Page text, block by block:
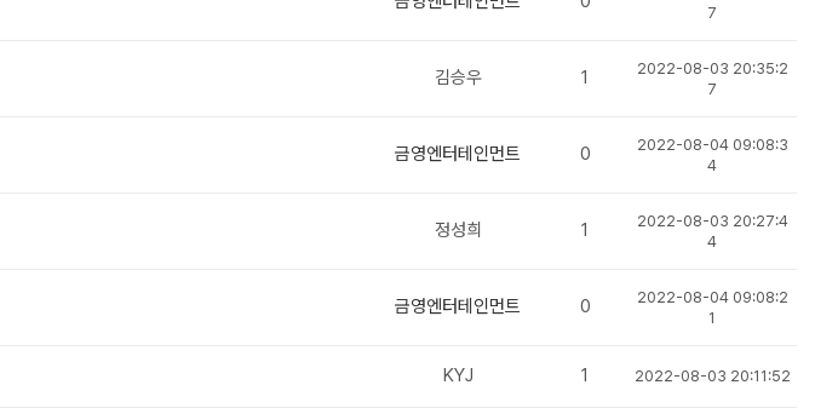
7
김승우 1
2022-08-03 20:35:2
7
금영엔터테인먼트 0
2022-08-04 09:08:3
4
정성희 1
2022-08-03 20:27:4
4
금영엔터테인먼트 0
2022-08-04 09:08:2
1
KYJ 1 2022-08-03 20:11:52